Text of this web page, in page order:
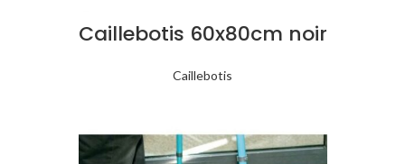
Caillebotis 60x80cm noir
Caillebotis